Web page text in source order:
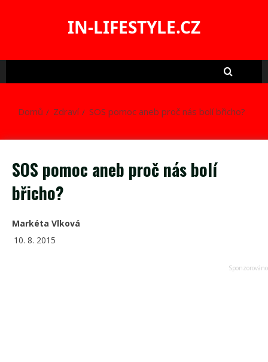
IN-LIFESTYLE.CZ
Domů Zdraví SOS pomoc aneb proč nás bolí břicho?
SOS pomoc aneb proč nás bolí
břicho?
Markéta Vlková
10. 8. 2015